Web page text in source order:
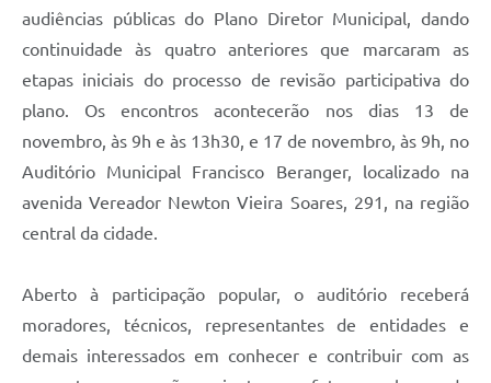
Guarda Civil Municipal (GCM)
Arborização urbana
Manual para arquivo de remessa – NFSe
Lei de Acesso à Informação
Legislação
Notícias
Contato
audiências públicas do Plano Diretor Municipal, dando
continuidade às quatro anteriores que marcaram as
etapas iniciais do processo de revisão participativa do
plano. Os encontros acontecerão nos dias 13 de
novembro, às 9h e às 13h30, e 17 de novembro, às 9h, no
Auditório Municipal Francisco Beranger, localizado na
avenida Vereador Newton Vieira Soares, 291, na região
central da cidade.
Aberto à participação popular, o auditório receberá
moradores, técnicos, representantes de entidades e
demais interessados em conhecer e contribuir com as